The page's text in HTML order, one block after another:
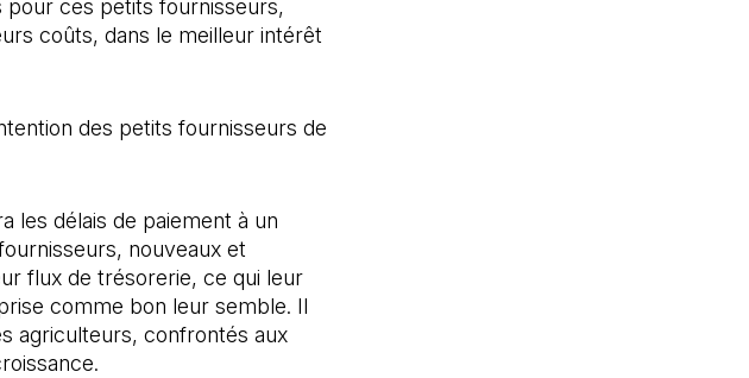
pour ces petits fournisseurs,
coûts, dans le meilleur intérêt
des petits fournisseurs de
les délais de paiement à un
nouveaux et
flux de trésorerie, ce qui leur
comme bon leur semble. Il
agriculteurs, confrontés aux